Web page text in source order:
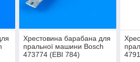
Хрестовина барабана для
пральної машини Bosch
473774 (EBI 784)